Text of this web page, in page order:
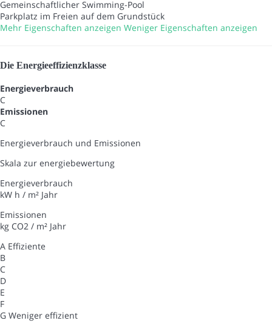
Gemeinschaftlicher Swimming-Pool
Parkplatz im Freien auf dem Grundstück
Mehr Eigenschaften anzeigen Weniger Eigenschaften anzeigen
Die Energieeffizienzklasse
Energieverbrauch
C
Emissionen
C
Energieverbrauch und Emissionen
Skala zur energiebewertung
Energieverbrauch
kW h / m² Jahr
Emissionen
kg CO2 / m² Jahr
A Effiziente
B
C
D
E
F
G Weniger effizient